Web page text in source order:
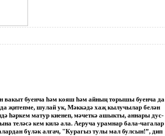
вакыт буенча һәм кояш һәм айның торышы буенча да
җитепме, шулай ук, Мәккәдә хаҗ кылучылар белән
һәркем матур киенеп, мәчеткә ашыкты, аннары дус-
теләсә кем килә ала. Аеруча урамнар бала-чагалар
бүләк алгач, "Курагыз тулы мал булсын!”, дип